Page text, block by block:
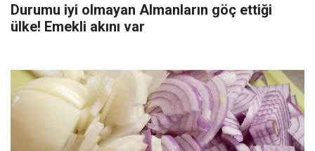
Durumu iyi olmayan Almanların göç ettiği
ülke! Emekli akını var